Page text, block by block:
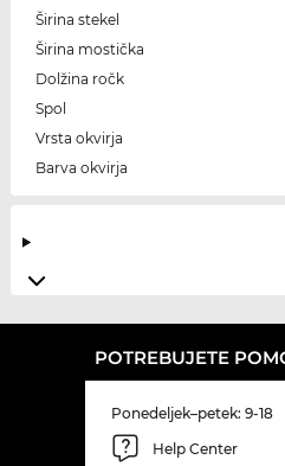
Širina stekel
Širina mostička
Dolžina ročk
Spol
Vrsta okvirja
Barva okvirja
POTREBUJETE
Ponedeljek–petek: 9-18
Help Center